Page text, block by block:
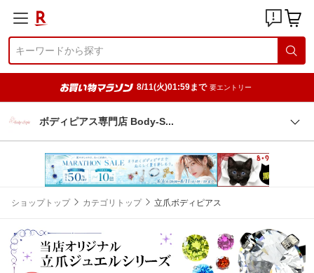
8/11(火)01:59まで 要エントリー
ボディピアス専門店 Body-S
ショップトップ カテゴリトップ 立爪ボディピアス